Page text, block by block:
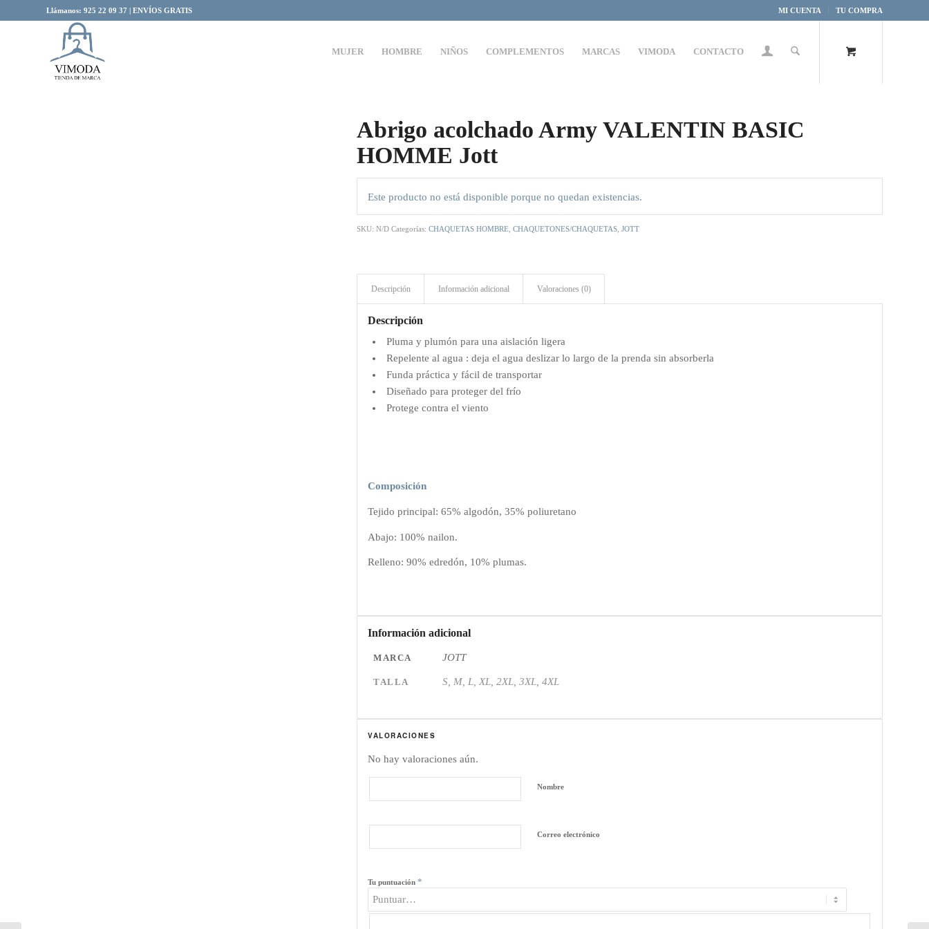
MI CUENTA TU COMPRA
Llámanos: 925 22 09 37 | ENVÍOS GRATIS
MUJER HOMBRE NIÑOS COMPLEMENTOS MARCAS VIMODA CONTACTO
Abrigo acolchado Army VALENTIN BASIC
HOMME Jott
Este producto no está disponible porque no quedan existencias.
SKU:N/D Categorías:CHAQUETAS HOMBRE ,CHAQUETONES/CHAQUETAS ,JOTT
Descripción Información adicional Valoraciones (0)
Descripción
Pluma y plumón para una aislación ligera
Repelente al agua : deja el agua deslizar lo largo de la prenda sin absorberla
Funda práctica y fácil de transportar
Diseñado para proteger del frío
Protege contra el viento
Composición
Tejido principal: 65% algodón, 35% poliuretano
Abajo: 100% nailon.
Relleno: 90% edredón, 10% plumas.
Información adicional
MARCA JOTT
TALLA S, M, L, XL, 2XL, 3XL, 4XL
VALORACIONES
No hay valoraciones aún.
Nombre
Correo electrónico
Tu puntuación*